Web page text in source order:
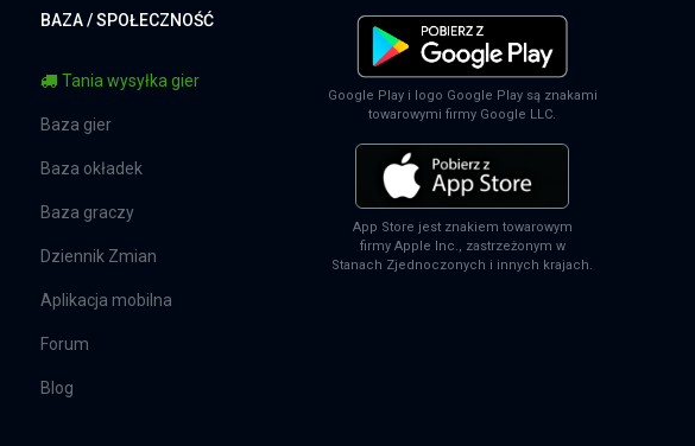
BAZA / SPOŁECZNOŚĆ
Tania wysyłka gier
Baza gier
Baza okładek
Baza graczy
Dziennik Zmian
Aplikacja mobilna
Forum
Blog
Google Play i logo Google Play są znakami
towarowymi firmy Google LLC.
App Store jest znakiem towarowym
firmy Apple Inc., zastrzeżonym w
Stanach Zjednoczonych i innych krajach.